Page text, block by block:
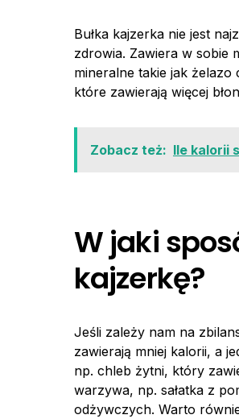
Bułka kajzerka nie jest
zdrowia. Zawiera w sobie
mineralne takie jak żelazo
które zawierają więcej
Zobacz też: Ile kalorii
W jaki
kajzerkę?
Jeśli zależy nam na
zawierają mniej kalorii, a
np. chleb żytni, który
warzywa, np. sałatka z
odżywczych. Warto